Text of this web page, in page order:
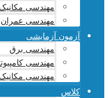
مهندسی مکانیک
مهندسی عمران
آزمون آزمایشی
مهندسی برق
مهندسی
مهندسی مکانیک
کلاس